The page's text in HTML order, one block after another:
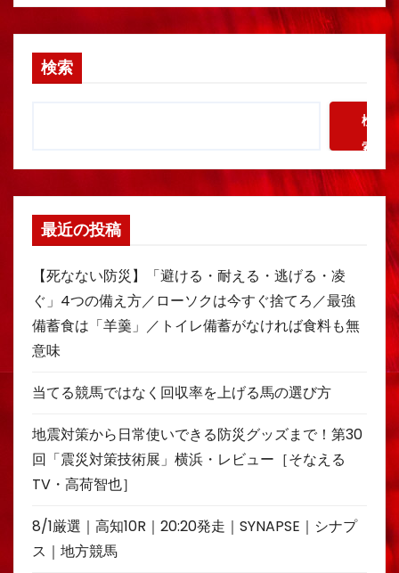
検索
検
索
最近の投稿
【死なない防災】「避ける・耐える・逃げる・凌
ぐ」4つの備え方／ローソクは今すぐ捨てろ／最強
備蓄食は「羊羹」／トイレ備蓄がなければ食料も無
意味
当てる競馬ではなく回収率を上げる馬の選び方
地震対策から日常使いできる防災グッズまで！第30
回「震災対策技術展」横浜・レビュー［そなえる
TV・高荷智也］
8/1厳選｜高知10R｜20:20発走｜SYNAPSE｜シナプ
ス｜地方競馬